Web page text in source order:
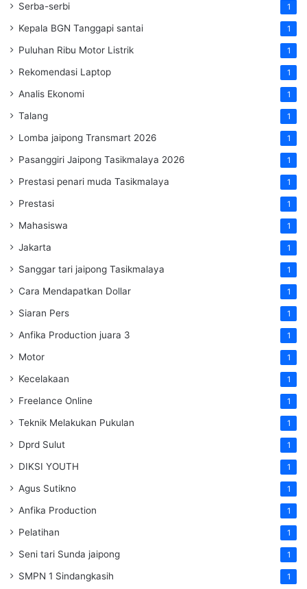
Serba-serbi 1
Kepala BGN Tanggapi santai 1
Puluhan Ribu Motor Listrik 1
Rekomendasi Laptop 1
Analis Ekonomi 1
Talang 1
Lomba jaipong Transmart 2026 1
Pasanggiri Jaipong Tasikmalaya 2026 1
Prestasi penari muda Tasikmalaya 1
Prestasi 1
Mahasiswa 1
Jakarta 1
Sanggar tari jaipong Tasikmalaya 1
Cara Mendapatkan Dollar 1
Siaran Pers 1
Anfika Production juara 3 1
Motor 1
Kecelakaan 1
Freelance Online 1
Teknik Melakukan Pukulan 1
Dprd Sulut 1
DIKSI YOUTH 1
Agus Sutikno 1
Anfika Production 1
Pelatihan 1
Seni tari Sunda jaipong 1
SMPN 1 Sindangkasih 1